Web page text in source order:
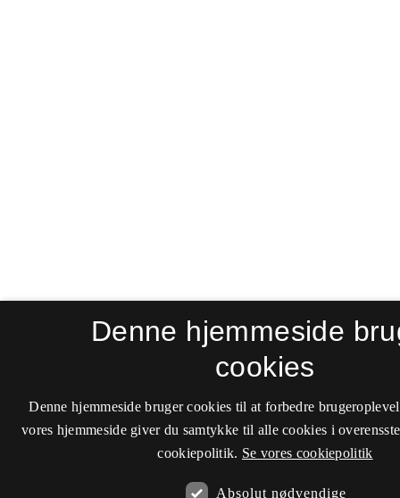
Denne hjemmeside
cookies
Denne hjemmeside bruger cookies til at forbedre
vores hjemmeside giver du samtykke til alle cookies i
cookiepolitik. Se vores cookiepolitik
Absolut nødvendige